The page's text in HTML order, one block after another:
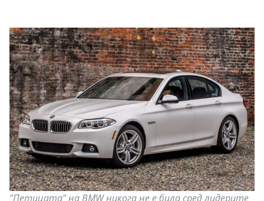
"Петицата" на BMW никога не е била сред лидерите